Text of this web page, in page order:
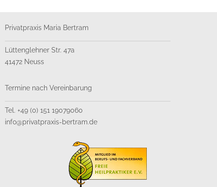
Privatpraxis Maria Bertram
Lüttenglehner Str. 47a
41472 Neuss
Termine nach Vereinbarung
Tel. +49 (0) 151 19079060
info@privatpraxis-bertram.de